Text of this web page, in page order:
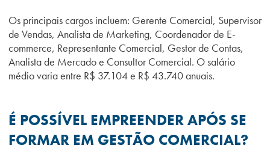
Os principais cargos incluem: Gerente Comercial, Supervisor
de Vendas, Analista de Marketing, Coordenador de E-
commerce, Representante Comercial, Gestor de Contas,
Analista de Mercado e Consultor Comercial. O salário
médio varia entre R$ 37.104 e R$ 43.740 anuais.
É POSSÍVEL EMPREENDER APÓS SE
FORMAR EM GESTÃO COMERCIAL?